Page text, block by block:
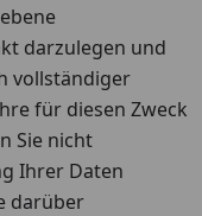
darzulegen und
vollständiger
für diesen Zweck
Sie nicht
Ihrer Daten
darüber